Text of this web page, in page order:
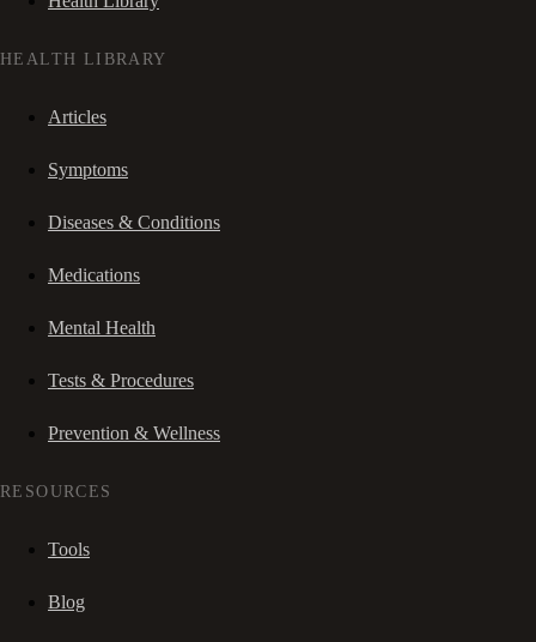
HEALTH LIBRARY
Articles
Symptoms
Diseases & Conditions
Medications
Mental Health
Tests & Procedures
Prevention & Wellness
RESOURCES
Tools
Blog